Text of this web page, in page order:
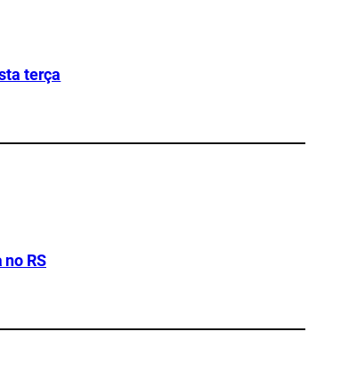
terça
RS